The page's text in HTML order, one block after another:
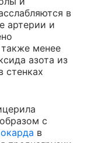
в
артерии и
менее
азота из
стенках
с
в